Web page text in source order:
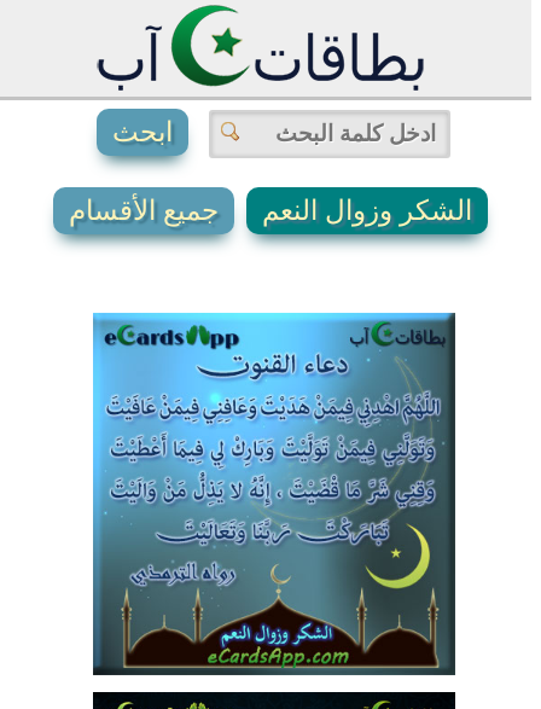
الشكر وزوال النعم جميع الأقسام
2
0
15450
16